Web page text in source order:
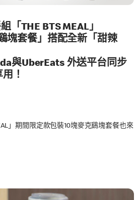
「THE BTS MEAL」
塊套餐」搭配全新「甜辣
與UberEats 外送平台同步
！
」期間限定款包裝10塊麥克鷄塊套餐也來